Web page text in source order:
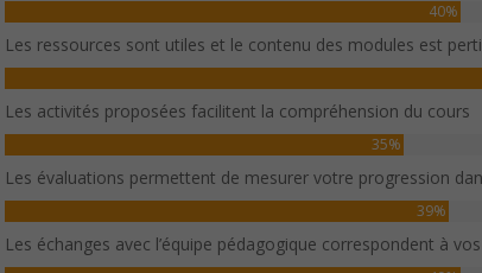
40%
Les ressources sont utiles et le contenu des modules est
Les activités proposées facilitent la compréhension du cours
35%
Les évaluations permettent de mesurer votre progression
39%
Les échanges avec l’équipe pédagogique correspondent à